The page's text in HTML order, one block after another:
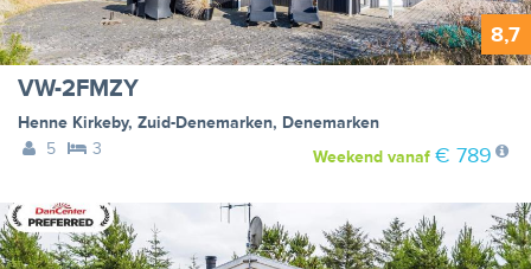
8,7
VW-2FMZY
Henne Kirkeby, Zuid-Denemarken, Denemarken
5
3 Weekendvanaf € 789